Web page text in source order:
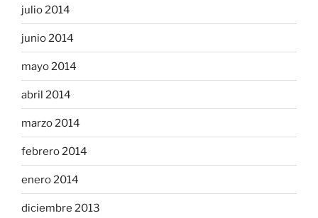
julio 2014
junio 2014
mayo 2014
abril 2014
marzo 2014
febrero 2014
enero 2014
diciembre 2013